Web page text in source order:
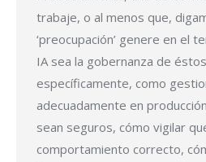
trabaje, o al menos que,
‘preocupación’ genere en el
IA sea la gobernanza de
específicamente, como
adecuadamente en
sean seguros, cómo vigilar
comportamiento correcto,